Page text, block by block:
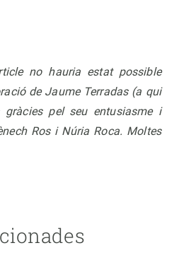
no hauria estat possible
de Jaume Terradas (a qui
gràcies pel seu entusiasme i
Ros i Núria Roca. Moltes